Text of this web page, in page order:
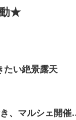
動★
たい絶景露天
、マルシェ開